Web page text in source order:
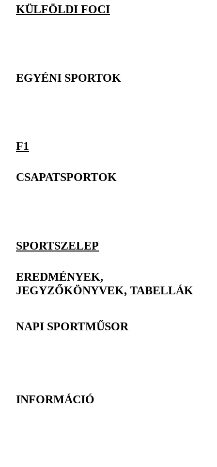
KÜLFÖLDI FOCI
EGYÉNI SPORTOK
F1
CSAPATSPORTOK
SPORTSZELEP
EREDMÉNYEK,
JEGYZŐKÖNYVEK, TABELLÁK
NAPI SPORTMŰSOR
INFORMÁCIÓ